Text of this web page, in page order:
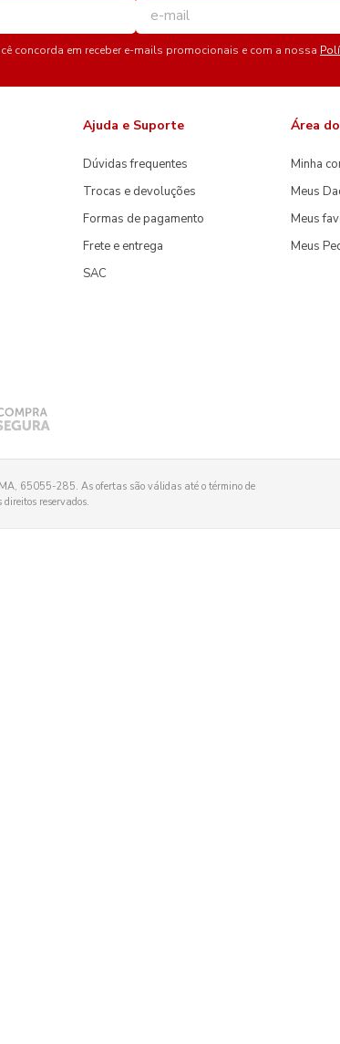
concorda em receber e-mails promocionais e com a nossa
Ajuda e Suporte
Dúvidas frequentes
Trocas e devoluções
Formas de pagamento
Frete e entrega
SAC
Área
Minha
Meus
Meus
Meus
65055-285. As ofertas são válidas até o término de
reservados.